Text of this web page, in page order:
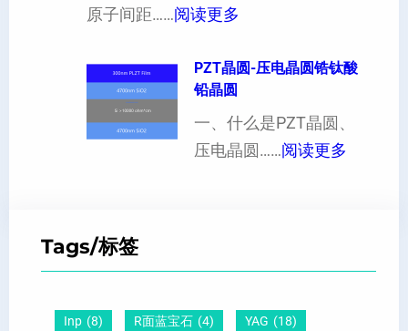
定
超
薄
硅
）
度
响
白
或
者
因
原子间距……阅读更多
1
晶
向
晶
PZT晶圆-压电晶圆锆钛酸
铅晶圆
一、什么是PZT晶圆、
压电晶圆……阅读更多
Tags/标签
Inp (8) R面蓝宝石 (4) YAG (18)